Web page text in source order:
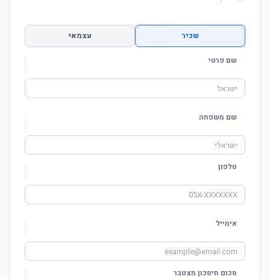
שכיר עצמאי
שם פרטי
שם משפחה
טלפון
אימייל
סכום חיסכון מצטבר